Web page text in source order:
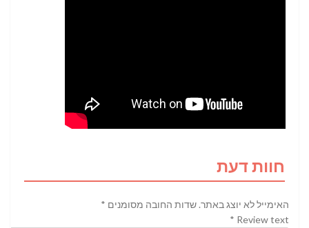
חוות דעת
האימייל לא יוצג באתר. שדות החובה מסומנים *
Review text
*